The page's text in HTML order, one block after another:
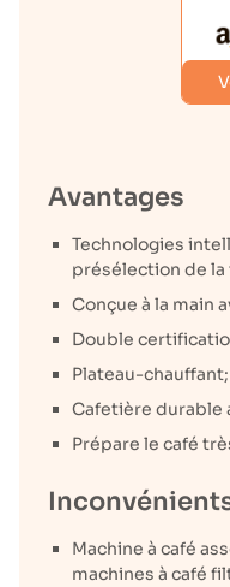
Avantages
Technologies
présélection de
Conçue à la main
Double
Plateau-chauffant;
Cafetière durable
Prépare le café
Machine à café
machines à café